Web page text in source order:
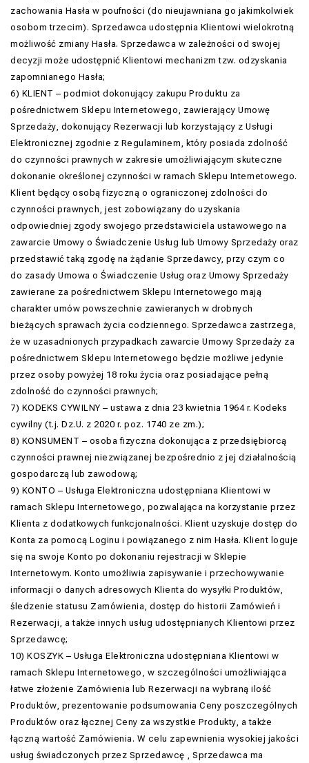
zachowania Hasła w poufności (do nieujawniana go jakimkolwiek
osobom trzecim). Sprzedawca udostępnia Klientowi wielokrotną
możliwość zmiany Hasła. Sprzedawca w zależności od swojej
decyzji może udostępnić Klientowi mechanizm tzw. odzyskania
zapomnianego Hasła;
6) KLIENT – podmiot dokonujący zakupu Produktu za
pośrednictwem Sklepu Internetowego, zawierający Umowę
Sprzedaży, dokonujący Rezerwacji lub korzystający z Usługi
Elektronicznej zgodnie z Regulaminem, który posiada zdolność
do czynności prawnych w zakresie umożliwiającym skuteczne
dokonanie określonej czynności w ramach Sklepu Internetowego.
Klient będący osobą fizyczną o ograniczonej zdolności do
czynności prawnych, jest zobowiązany do uzyskania
odpowiedniej zgody swojego przedstawiciela ustawowego na
zawarcie Umowy o Świadczenie Usług lub Umowy Sprzedaży oraz
przedstawić taką zgodę na żądanie Sprzedawcy, przy czym co
do zasady Umowa o Świadczenie Usług oraz Umowy Sprzedaży
zawierane za pośrednictwem Sklepu Internetowego mają
charakter umów powszechnie zawieranych w drobnych
bieżących sprawach życia codziennego. Sprzedawca zastrzega,
że w uzasadnionych przypadkach zawarcie Umowy Sprzedaży za
pośrednictwem Sklepu Internetowego będzie możliwe jedynie
przez osoby powyżej 18 roku życia oraz posiadające pełną
zdolność do czynności prawnych;
7) KODEKS CYWILNY – ustawa z dnia 23 kwietnia 1964 r. Kodeks
cywilny (t.j. Dz.U. z 2020 r. poz. 1740 ze zm.);
8) KONSUMENT – osoba fizyczna dokonująca z przedsiębiorcą
czynności prawnej niezwiązanej bezpośrednio z jej działalnością
gospodarczą lub zawodową;
9) KONTO – Usługa Elektroniczna udostępniana Klientowi w
ramach Sklepu Internetowego, pozwalająca na korzystanie przez
Klienta z dodatkowych funkcjonalności. Klient uzyskuje dostęp do
Konta za pomocą Loginu i powiązanego z nim Hasła. Klient loguje
się na swoje Konto po dokonaniu rejestracji w Sklepie
Internetowym. Konto umożliwia zapisywanie i przechowywanie
informacji o danych adresowych Klienta do wysyłki Produktów,
śledzenie statusu Zamówienia, dostęp do historii Zamówień i
Rezerwacji, a także innych usług udostępnianych Klientowi przez
Sprzedawcę;
10) KOSZYK – Usługa Elektroniczna udostępniana Klientowi w
ramach Sklepu Internetowego, w szczególności umożliwiająca
łatwe złożenie Zamówienia lub Rezerwacji na wybraną ilość
Produktów, prezentowanie podsumowania Ceny poszczególnych
Produktów oraz łącznej Ceny za wszystkie Produkty, a także
łączną wartość Zamówienia. W celu zapewnienia wysokiej jakości
usług świadczonych przez Sprzedawcę , Sprzedawca ma